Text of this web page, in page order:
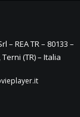
REA TR – 80133 –
(TR) – Italia